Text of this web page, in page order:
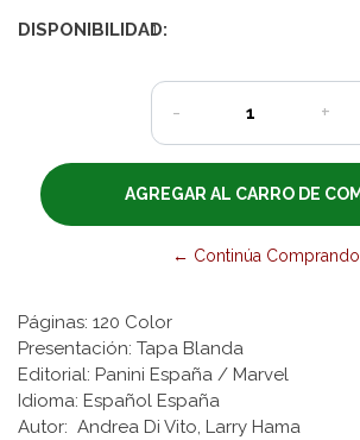
DISPONIBILIDAD:
1
- +
← Continúa Comprando
Páginas: 120 Color
Presentación: Tapa Blanda
Editorial: Panini España / Marvel
Idioma: Español España
Autor: Andrea Di Vito, Larry Hama